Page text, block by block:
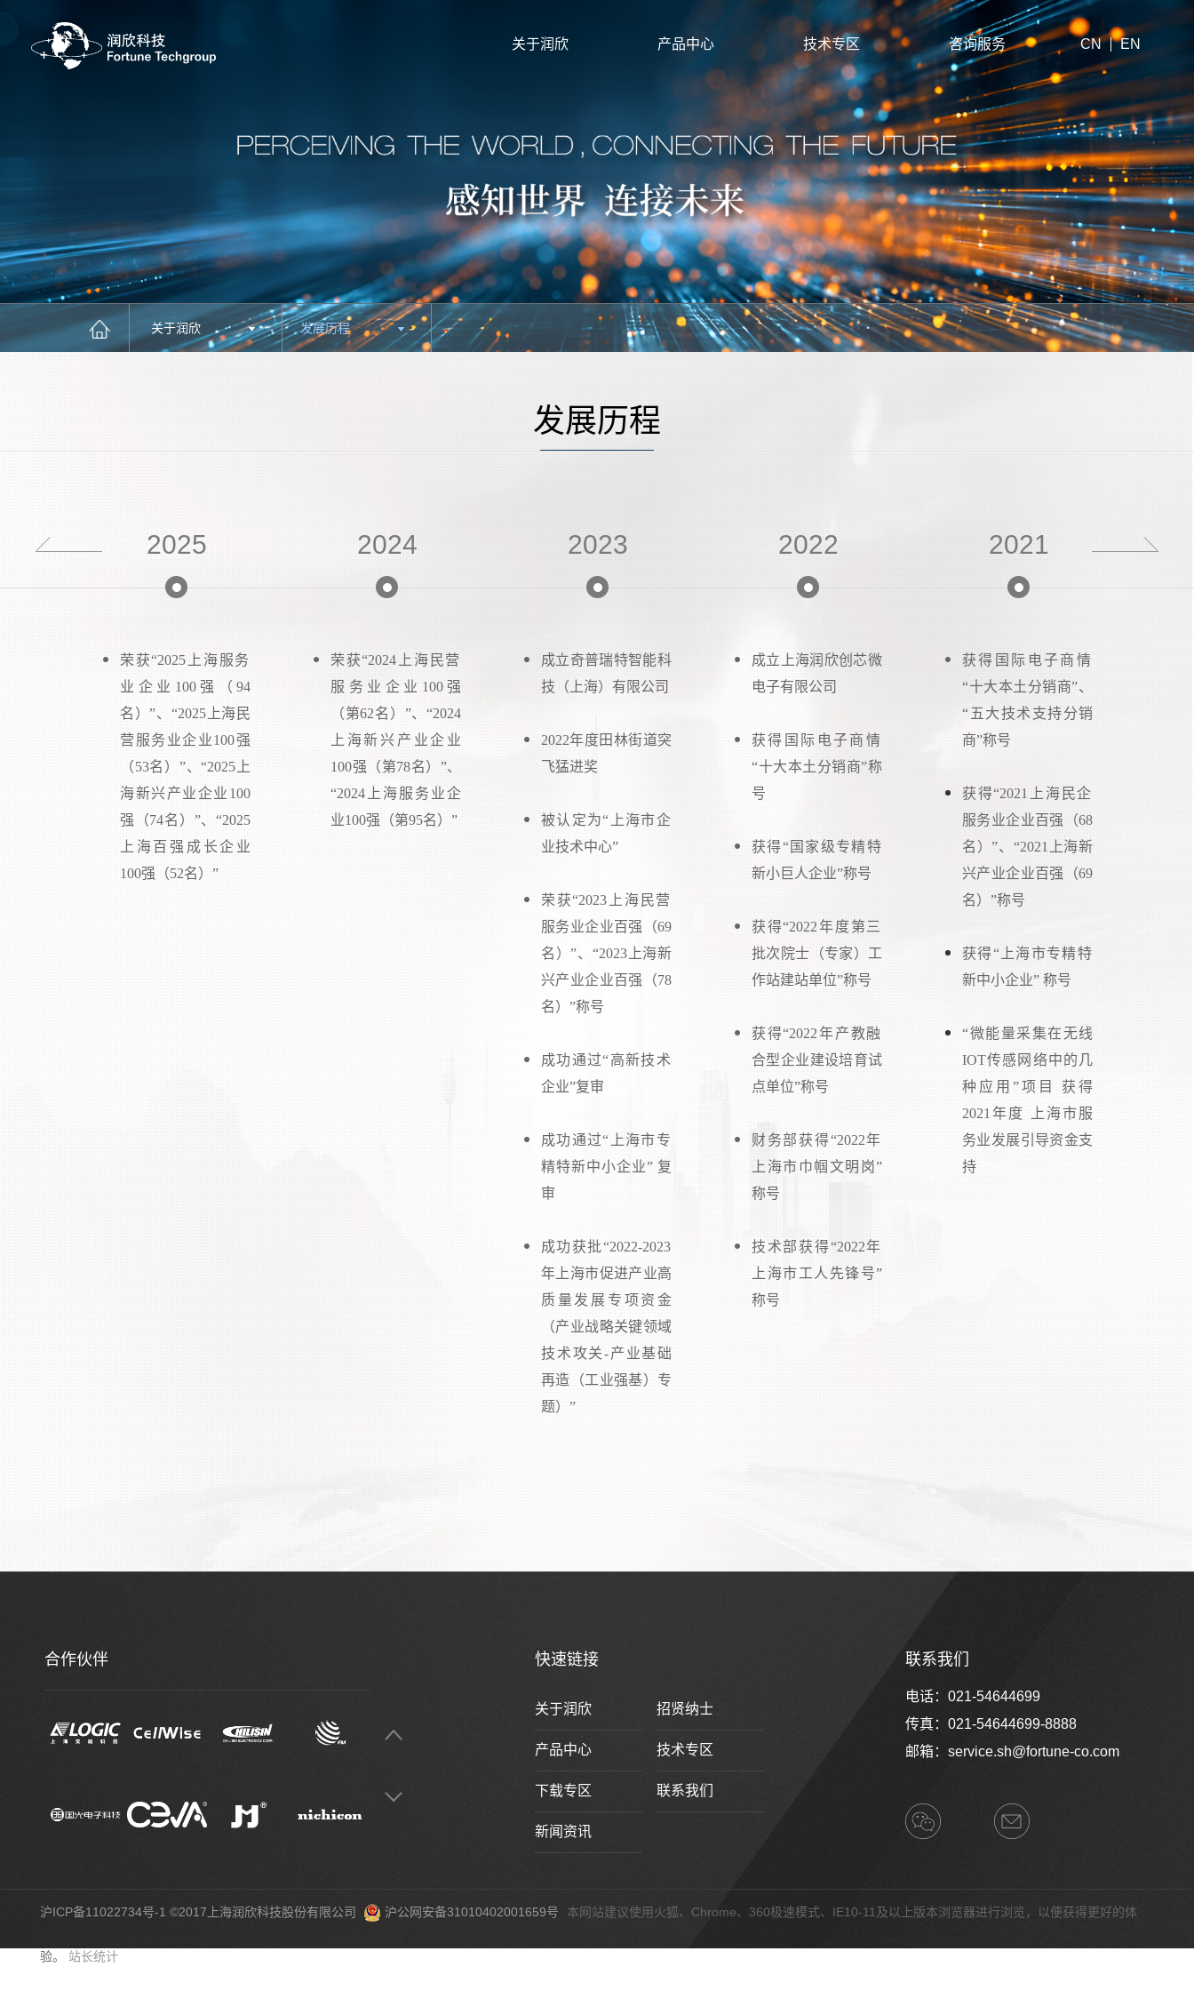
关于润欣 产品中心 技术专区 咨询服务 CN EN
关于润欣 发展历程
发展历程
2025
荣获“2025上海服务
业企业100强（94
名）”、“2025上海民
营服务业企业100强
（53名）”、“2025上
海新兴产业企业100
强（74名）”、“2025
上海百强成长企业
100强（52名）”
2024
荣获“2024上海民营
服务业企业100强
（第62名）”、“2024
上海新兴产业企业
100强（第78名）”、
“2024上海服务业企
业100强（第95名）”
2023
成立奇普瑞特智能科
技（上海）有限公司
2022年度田林街道突
飞猛进奖
被认定为“上海市企
业技术中心”
荣获“2023上海民营
服务业企业百强（69
名）”、“2023上海新
兴产业企业百强（78
名）”称号
成功通过“高新技术
企业”复审
成功通过“上海市专
精特新中小企业” 复
审
成功获批“2022-2023
年上海市促进产业高
质量发展专项资金
（产业战略关键领域
技术攻关-产业基础
再造（工业强基）专
题）”
2022
成立上海润欣创芯微
电子有限公司
获得国际电子商情
“十大本土分销商”称
号
获得“国家级专精特
新小巨人企业”称号
获得“2022年度第三
批次院士（专家）工
作站建站单位”称号
获得“2022年产教融
合型企业建设培育试
点单位”称号
财务部获得“2022年
上海市巾帼文明岗”
称号
技术部获得“2022年
上海市工人先锋号”
称号
2021
获得国际电子商情
“十大本土分销商”、
“五大技术支持分销
商”称号
获得“2021上海民企
服务业企业百强（68
名）”、“2021上海新
兴产业企业百强（69
名）”称号
获得“上海市专精特
新中小企业” 称号
“微能量采集在无线
IOT传感网络中的几
种应用”项目 获得
2021年度 上海市服
务业发展引导资金支
持
合作伙伴 快速链接
关于润欣 招贤纳士
产品中心 技术专区
下载专区 联系我们
新闻资讯
联系我们
电话：021-54644699
传真：021-54644699-8888
邮箱：service.sh@fortune-co.com
沪ICP备11022734号-1 ©2017上海润欣科技股份有限公司 沪公网安备31010402001659号 本网站建议使用火狐、Chrome、360极速模式、IE10-11及以上版本浏览器进行浏览，以便获得更好的体
验。 站长统计